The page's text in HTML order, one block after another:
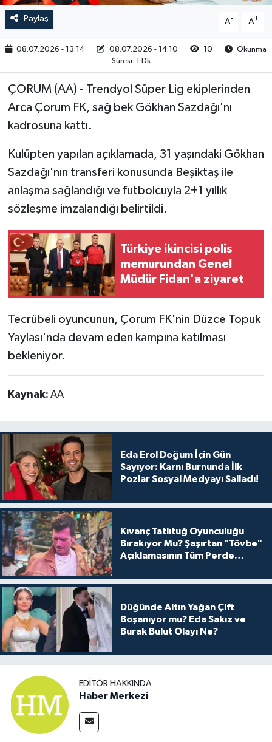
Paylaş A- A+
08.07.2026 - 13:14 08.07.2026 - 14:10 10
Okunma
Süresi: 1 Dk
ÇORUM (AA) - Trendyol Süper Lig ekiplerinden
Arca Çorum FK, sağ bek Gökhan Sazdağı'nı
kadrosuna kattı.
Kulüpten yapılan açıklamada, 31 yaşındaki Gökhan
Sazdağı'nın transferi konusunda Beşiktaş ile
anlaşma sağlandığı ve futbolcuyla 2+1 yıllık
sözleşme imzalandığı belirtildi.
Türkiye ikincisi polis
memurundan Genel
Müdür Fidan'a ziyaret
Tecrübeli oyuncunun, Çorum FK'nin Düzce Topuk
Yaylası'nda devam eden kampına katılması
bekleniyor.
Kaynak: AA
Eda Erol Doğum İçin Gün
Sayıyor: Karnı Burnunda İlk
Pozlar Sosyal Medyayı Salladı!
Kıvanç Tatlıtuğ Oyunculuğu
Bırakıyor Mu? Şaşırtan "Tövbe"
Açıklamasının Tüm Perde
Düğünde Altın Yağan Çift
Boşanıyor mu? Eda Sakız ve
Burak Bulut Olayı Ne?
EDITÖR HAKKINDA
Haber Merkezi